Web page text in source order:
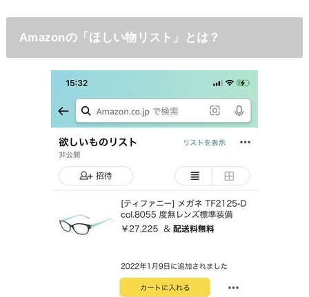
Amazonの「ほしい物リスト」とは？